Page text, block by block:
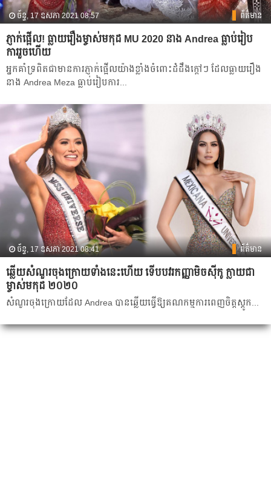
ច័ន្ទ, 17 ឧសភា 2021 08:57 ព័ត៌មាន
ភ្ញាក់ផ្អើល! ធ្លាយរឿងម្ចាស់មកុដ MU 2020 នាង Andrea ធ្លាប់រៀប
ការរួចហើយ
អ្នកគាំទ្រពិតជាមានការភ្ញាក់ផ្អើលយ៉ាងខ្លាំងចំពោះដំដឹងក្ដៅៗ ដែលធ្លាយរឿង
នាង Andrea Meza ធ្លាប់រៀបការ...
ច័ន្ទ, 17 ឧសភា 2021 08:41 ព័ត៌មាន
ឆ្លើយសំណួរចុងក្រោយទាំងនេះហើយ ទើបបវរកញ្ញាមិចស៊ីកូ ក្លាយជា
ម្ចាស់មកុដ ២០២០
សំណួរចុងក្រោយដែល Andrea បានឆ្លើយធ្វើឱ្យគណកម្មការពេញចិត្តស្ដូក...